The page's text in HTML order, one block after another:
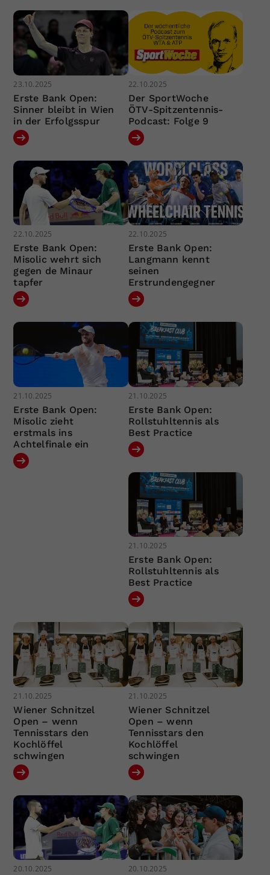
23.10.2025
Erste Bank Open:
Sinner bleibt in Wien
in der Erfolgsspur
22.10.2025
Der SportWoche
ÖTV-Spitzentennis-
Podcast: Folge 9
22.10.2025
Erste Bank Open:
Misolic wehrt sich
gegen de Minaur
tapfer
22.10.2025
Erste Bank Open:
Langmann kennt
seinen
Erstrundengegner
21.10.2025
Erste Bank Open:
Misolic zieht
erstmals ins
Achtelfinale ein
21.10.2025
Erste Bank Open:
Rollstuhltennis als
Best Practice
21.10.2025
Erste Bank Open:
Rollstuhltennis als
Best Practice
21.10.2025
Wiener Schnitzel
Open – wenn
Tennisstars den
Kochlöffel
schwingen
21.10.2025
Wiener Schnitzel
Open – wenn
Tennisstars den
Kochlöffel
schwingen
20.10.2025 20.10.2025